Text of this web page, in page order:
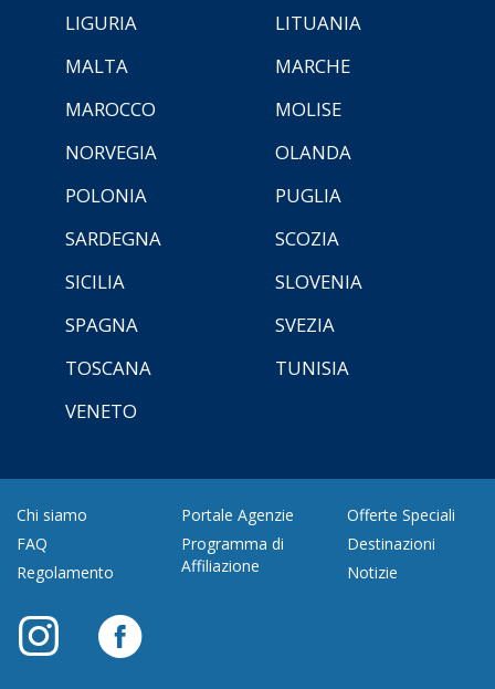
LIGURIA
LITUANIA
MALTA
MARCHE
MAROCCO
MOLISE
NORVEGIA
OLANDA
POLONIA
PUGLIA
SARDEGNA
SCOZIA
SICILIA
SLOVENIA
SPAGNA
SVEZIA
TOSCANA
TUNISIA
VENETO
Chi siamo
FAQ
Regolamento
Portale Agenzie
Programma di
Affiliazione
Offerte Speciali
Destinazioni
Notizie